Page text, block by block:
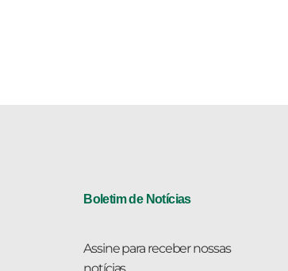
Boletim de Notícias
Assine para receber nossas